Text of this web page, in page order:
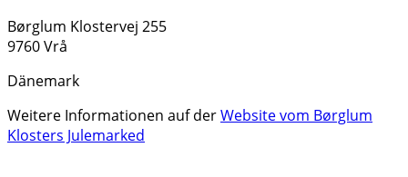
Børglum Klostervej 255
9760 Vrå
Dänemark
Weitere Informationen auf derWebsite vom Børglum
Klosters Julemarked